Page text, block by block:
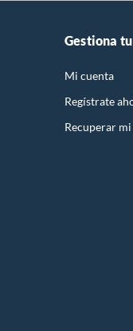
Gestiona
Mi cuenta
Regístrate
Recuperar